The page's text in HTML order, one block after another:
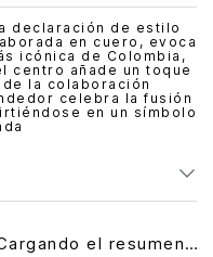
declaración de estilo
en cuero, evoca
icónica de Colombia,
centro añade un toque
la colaboración
celebra la fusión
en un símbolo
el resumen…